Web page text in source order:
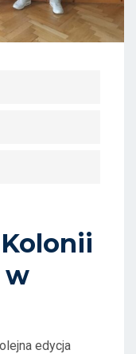
w
edycja